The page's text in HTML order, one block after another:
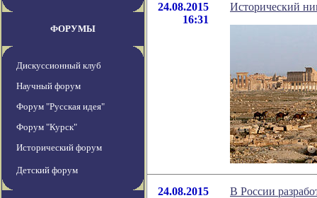
ФОРУМЫ
Дискуссионный клуб
Научный форум
Форум "Русская идея"
Форум "Курск"
Исторический форум
Детский форум
24.08.2015
16:31
Исторический
24.08.2015
В России